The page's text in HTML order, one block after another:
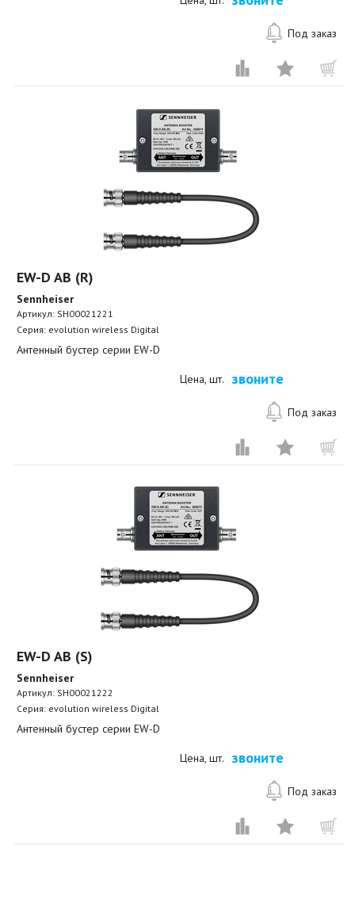
Под заказ
EW-D AB (R)
Sennheiser
Артикул: SH00021221
Серия: evolution wireless Digital
Антенный бустер серии EW-D
Цена, шт. звоните
Под заказ
EW-D AB (S)
Sennheiser
Артикул: SH00021222
Серия: evolution wireless Digital
Антенный бустер серии EW-D
Цена, шт. звоните
Под заказ